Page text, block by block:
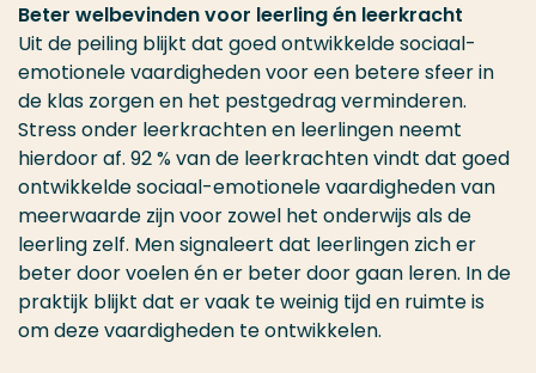
Beter welbevinden voor leerling én leerkracht
Uit de peiling blijkt dat goed ontwikkelde sociaal-
emotionele vaardigheden voor een betere sfeer in
de klas zorgen en het pestgedrag verminderen.
Stress onder leerkrachten en leerlingen neemt
hierdoor af. 92 % van de leerkrachten vindt dat goed
ontwikkelde sociaal-emotionele vaardigheden van
meerwaarde zijn voor zowel het onderwijs als de
leerling zelf. Men signaleert dat leerlingen zich er
beter door voelen én er beter door gaan leren. In de
praktijk blijkt dat er vaak te weinig tijd en ruimte is
om deze vaardigheden te ontwikkelen.